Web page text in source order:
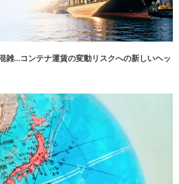
雑…コンテナ運賃の変動リスクへの新しいヘッ